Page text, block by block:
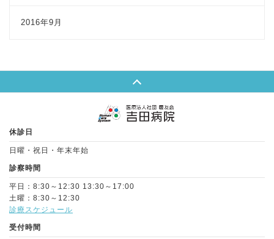
2016年9月
休診日
日曜・祝日・年末年始
診察時間
平日：8:30～12:30 13:30～17:00
土曜：8:30～12:30
診療スケジュール
受付時間